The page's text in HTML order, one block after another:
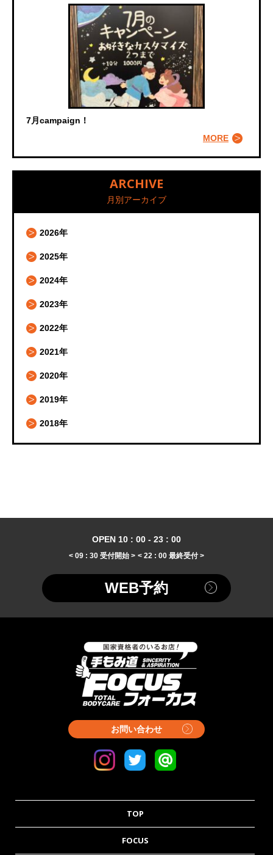
7月campaign！
MORE
ARCHIVE
月別アーカイブ
2026年
2025年
2024年
2023年
2022年
2021年
2020年
2019年
2018年
OPEN 10 : 00 - 23 : 00
< 09 : 30 受付開始 > < 22 : 00 最終受付 >
WEB予約
お問い合わせ
TOP
FOCUS